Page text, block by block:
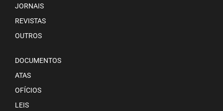
JORNAIS
REVISTAS
OUTROS
DOCUMENTOS
ATAS
OFÍCIOS
LEIS